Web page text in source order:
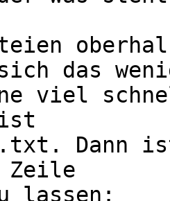
das
viel
Dann
lassen: